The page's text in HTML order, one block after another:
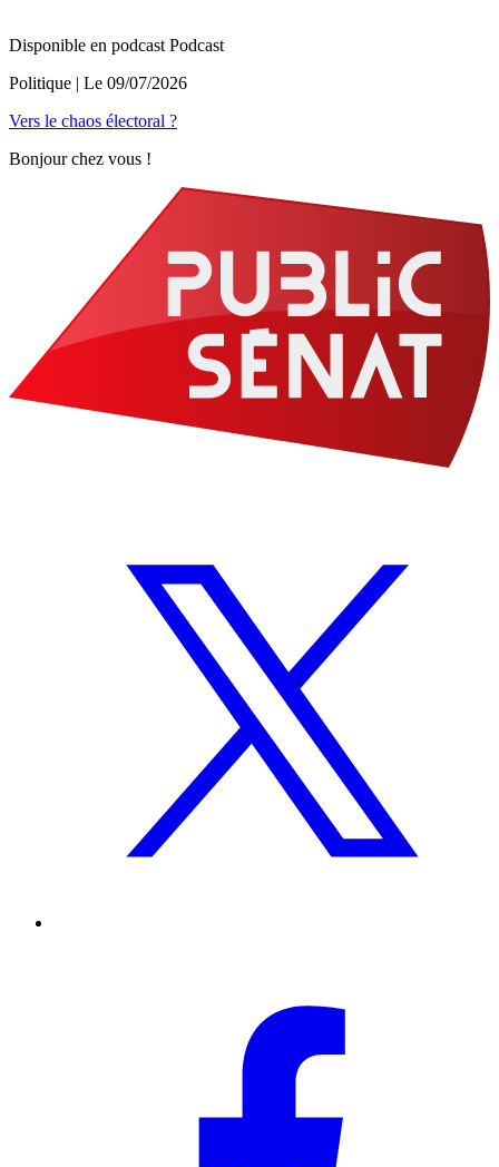
Disponible en podcast Podcast
Politique | Le 09/07/2026
Vers le chaos électoral ?
Bonjour chez vous !